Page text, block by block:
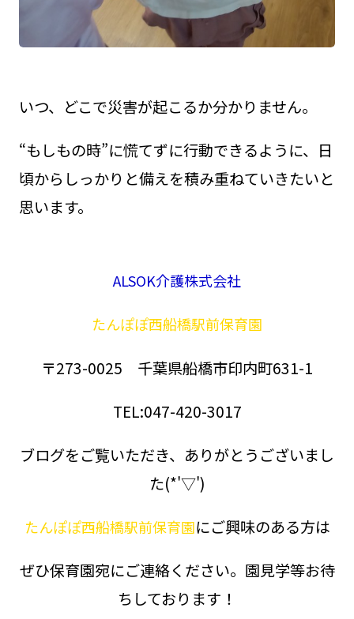
いつ、どこで災害が起こるか分かりません。
“もしもの時”に慌てずに行動できるように、日
頃からしっかりと備えを積み重ねていきたいと
思います。
ALSOK介護株式会社
たんぽぽ西船橋駅前保育園
〒273-0025 千葉県船橋市印内町631-1
TEL:047-420-3017
ブログをご覧いただき、ありがとうございまし
た(*'▽')
たんぽぽ西船橋駅前保育園にご興味のある方は
ぜひ保育園宛にご連絡ください。園見学等お待
ちしております！